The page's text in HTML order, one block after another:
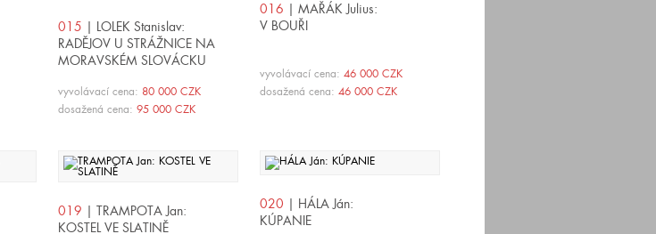
015 | LOLEK Stanislav:
RADĚJOV U STRÁŽNICE NA
MORAVSKÉM SLOVÁCKU
vyvolávací cena: 80 000 CZK
dosažená cena: 95 000 CZK
016 | MAŘÁK Julius:
V BOUŘI
vyvolávací cena: 46 000 CZK
dosažená cena: 46 000 CZK
019 | TRAMPOTA Jan:
KOSTEL VE SLATINĚ
020 | HÁLA Ján:
KÚPANIE